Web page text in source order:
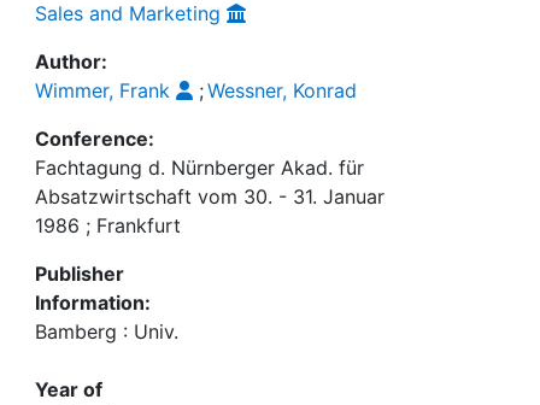
Sales and Marketing
Author:
Wimmer, Frank
;Wessner, Konrad
Conference:
Fachtagung d. Nürnberger Akad. für
Absatzwirtschaft vom 30. - 31. Januar
1986 ; Frankfurt
Publisher
Information:
Bamberg : Univ.
Year of